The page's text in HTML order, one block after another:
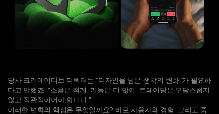
당사 크리에이티브 디렉터는 "디자인을 넘은 생각의 변화"가 필요하
다고 말했죠. "소음은 적게, 기능은 더 많이. 트레이딩은 부담스럽지
않고 직관적이어야 합니다."
이러한 변화의 핵심은 무엇일까요? 바로 사용자와 경험, 그리고 중